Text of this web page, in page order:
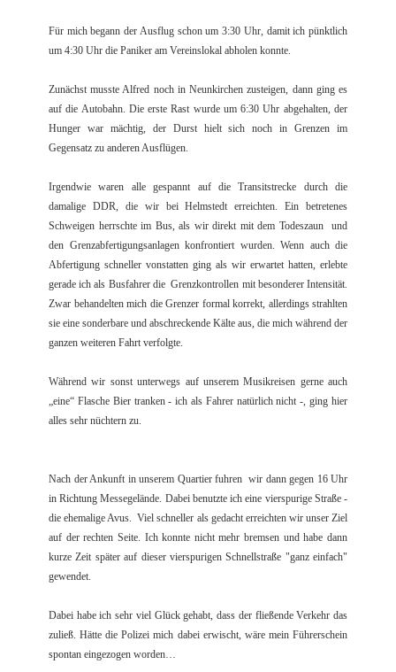
Für mich begann der Ausflug schon um 3:30 Uhr, damit ich pünktlich
um 4:30 Uhr die Paniker am Vereinslokal abholen konnte.
Zunächst musste Alfred noch in Neunkirchen zusteigen, dann ging es
auf die Autobahn. Die erste Rast wurde um 6:30 Uhr abgehalten, der
Hunger war mächtig, der Durst hielt sich noch in Grenzen im
Gegensatz zu anderen Ausflügen.
Irgendwie waren alle gespannt auf die Transitstrecke durch die
damalige DDR, die wir bei Helmstedt erreichten. Ein betretenes
Schweigen herrschte im Bus, als wir direkt mit dem Todeszaun und
den Grenzabfertigungsanlagen konfrontiert wurden. Wenn auch die
Abfertigung schneller vonstatten ging als wir erwartet hatten, erlebte
gerade ich als Busfahrer die Grenzkontrollen mit besonderer Intensität.
Zwar behandelten mich die Grenzer formal korrekt, allerdings strahlten
sie eine sonderbare und abschreckende Kälte aus, die mich während der
ganzen weiteren Fahrt verfolgte.
Während wir sonst unterwegs auf unserem Musikreisen gerne auch
„eine“ Flasche Bier tranken - ich als Fahrer natürlich nicht -, ging hier
alles sehr nüchtern zu.
Nach der Ankunft in unserem Quartier fuhren wir dann gegen 16 Uhr
in Richtung Messegelände. Dabei benutzte ich eine vierspurige Straße -
die ehemalige Avus. Viel schneller als gedacht erreichten wir unser Ziel
auf der rechten Seite. Ich konnte nicht mehr bremsen und habe dann
kurze Zeit später auf dieser vierspurigen Schnellstraße "ganz einfach"
gewendet.
Dabei habe ich sehr viel Glück gehabt, dass der fließende Verkehr das
zuließ. Hätte die Polizei mich dabei erwischt, wäre mein Führerschein
spontan eingezogen worden…